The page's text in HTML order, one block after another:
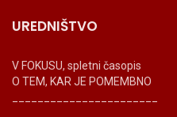
UREDNIŠTVO
V FOKUSU, spletni časopis
O TEM, KAR JE POMEMBNO